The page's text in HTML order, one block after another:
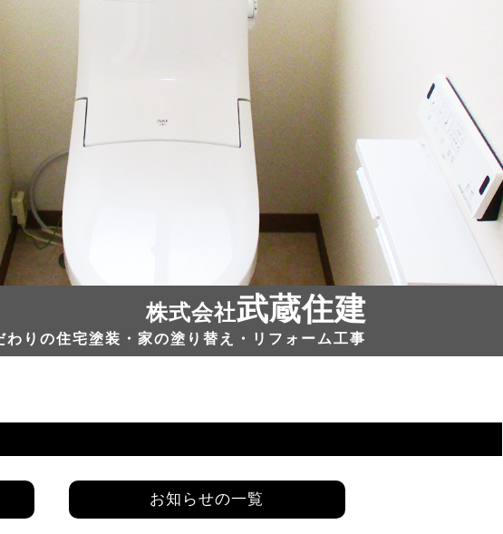
株式会社武蔵住建
わりの住宅塗装・家の塗り替え・リフォーム工事
お知らせの一覧